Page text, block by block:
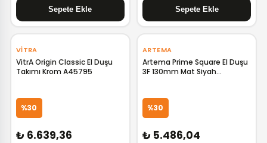
VITRA
VitrA Origin Classic El Duşu
Takımı Krom A45795
%30
₺ 6.639,36
ARTEMA
Artema Prime Square El Duşu
3F 130mm Mat Siyah
%30
₺ 5.486,04